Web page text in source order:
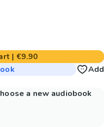
| €9.90
Add
a new audiobook